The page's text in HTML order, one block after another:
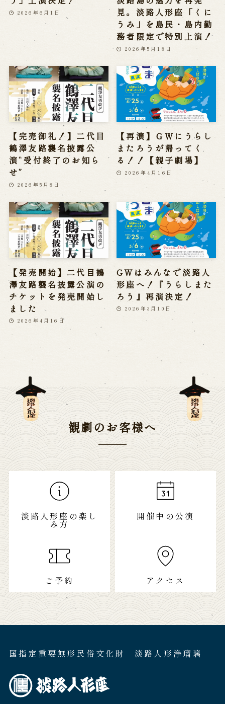
2026年6月1日
見。淡路人形座「くに
うみ」を島民・島内勤
務者限定で特別上演！
2026年5月18日
【完売御礼！】二代目
鶴澤友路襲名披露公
演“受付終了のお知ら
せ”
2026年5月8日
【再演】ＧＷにうらし
またろうが帰ってく
る！！【親子劇場】
2026年4月16日
【発売開始】二代目鶴
澤友路襲名披露公演の
チケットを発売開始し
ました
2026年4月16日
GWはみんなで淡路人
形座へ！『うらしまた
ろう』再演決定！
2026年3月10日
観劇のお客様へ
淡路人形座の楽し
み方
開催中の公演
ご予約 アクセス
国指定重要無形民俗文化財 淡路人形浄瑠璃